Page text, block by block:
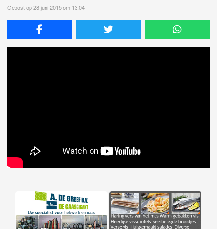
Gepost op 28 juni 2015 om 13:04